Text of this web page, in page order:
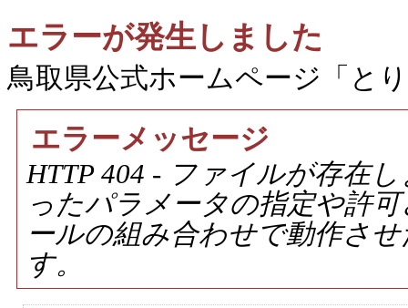
エラーが発生しました
鳥取県公式ホームページ「と
エラーメッセージ
HTTP 404 - ファイルが存在
ったパラメータの指定や許
ールの組み合わせで動作さ
す。